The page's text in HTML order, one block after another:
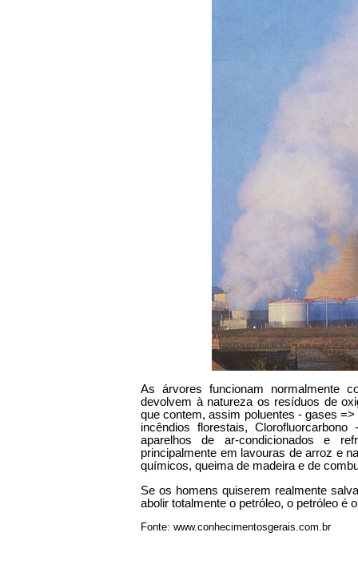
As árvores funcionam normalmente
devolvem à natureza os resíduos de
que contem, assim poluentes - gases
incêndios florestais,
aparelhos de ar-condicionados e
principalmente em lavouras de arroz e
químicos, queima de madeira e de
Se os homens quiserem realmente
abolir totalmente o petróleo, o petróleo é
Fonte: www.conhecimentosgerais.com.br